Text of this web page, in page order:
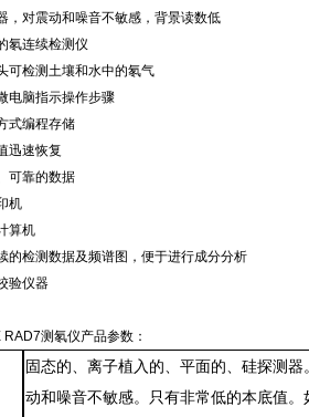
，对震动和噪音不敏感，背景读数低
氡连续检测仪
可检测土壤和水中的氡气
电脑指示操作步骤
式编程存储
迅速恢复
可靠的数据
机
算机
的检测数据及频谱图，便于进行成分分析
验仪器
RAD7测氡仪产品参数：
固态的、离子植入的、平面的、硅探测
动和噪音不敏感。只有非常低的本底值